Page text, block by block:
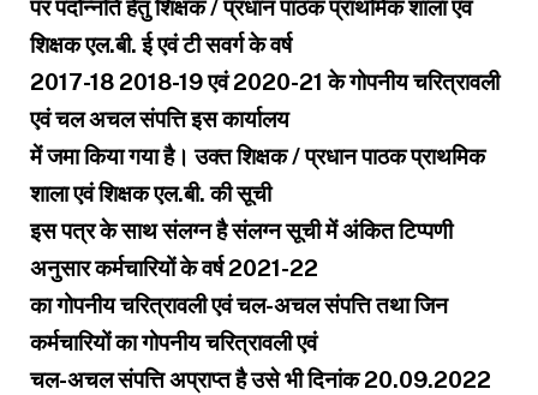
पर पदोन्नति हेतु शिक्षक / प्रधान पाठक प्राथमिक शाला एवं
शिक्षक एल.बी. ई एवं टी सवर्ग के वर्ष
2017-18 2018-19 एवं 2020-21 के गोपनीय चरित्रावली
एवं चल अचल संपत्ति इस कार्यालय
में जमा किया गया है। उक्त शिक्षक / प्रधान पाठक प्राथमिक
शाला एवं शिक्षक एल.बी. की सूची
इस पत्र के साथ संलग्न है संलग्न सूची में अंकित टिप्पणी
अनुसार कर्मचारियों के वर्ष 2021-22
का गोपनीय चरित्रावली एवं चल-अचल संपत्ति तथा जिन
कर्मचारियों का गोपनीय चरित्रावली एवं
चल-अचल संपत्ति अप्राप्त है उसे भी दिनांक 20.09.2022